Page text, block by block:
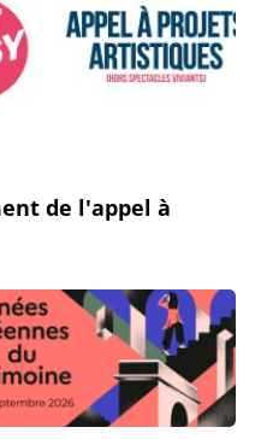
de l'appel à